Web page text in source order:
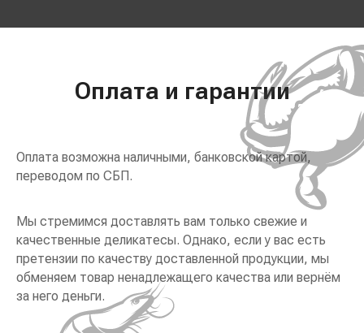
Оплата и гарантии
Оплата возможна наличными, банковской картой,
переводом по СБП.
Мы стремимся доставлять вам только свежие и
качественные деликатесы. Однако, если у вас есть
претензии по качеству доставленной продукции, мы
обменяем товар ненадлежащего качества или вернём
за него деньги.